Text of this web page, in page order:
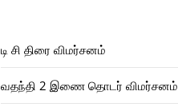
டி சி திரை விமர்சனம்
வதந்தி 2 இணை தொடர் விமர்சனம்